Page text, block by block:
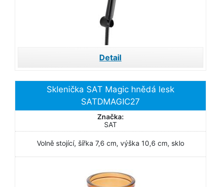
Detail
Sklenička SAT Magic hnědá lesk
SATDMAGIC27
Značka:
SAT
Volně stojící, šířka 7,6 cm, výška 10,6 cm, sklo